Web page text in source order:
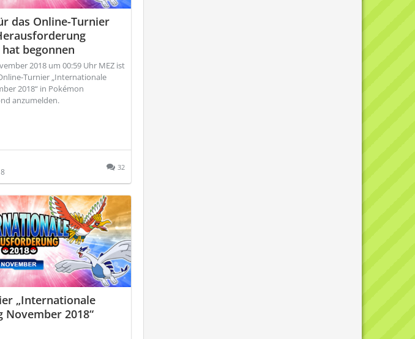
das Online-Turnier
begonnen
2018 um 00:59 Uhr MEZ ist
Turnier „Internationale
2018“ in Pokémon
anzumelden.
32
„Internationale
2018“